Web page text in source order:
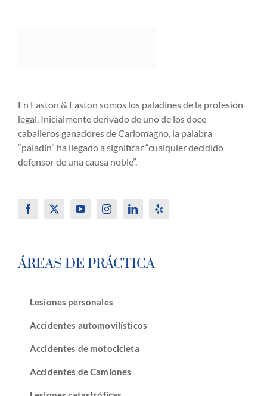
En Easton & Easton somos los paladines de la profesión
legal. Inicialmente derivado de uno de los doce
caballeros ganadores de Carlomagno, la palabra
“paladín” ha llegado a significar “cualquier decidido
defensor de una causa noble”.
ÁREAS DE PRÁCTICA
Lesiones personales
Accidentes automovilísticos
Accidentes de motocicleta
Accidentes de Camiones